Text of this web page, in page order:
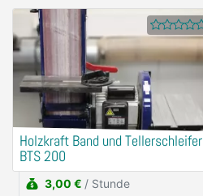
Holzkraft Band und Tellerschleifer
BTS 200
3,00 € / Stunde